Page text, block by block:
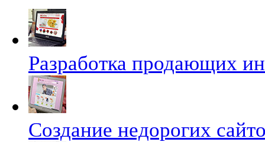
Разработка продающих
Создание недорогих